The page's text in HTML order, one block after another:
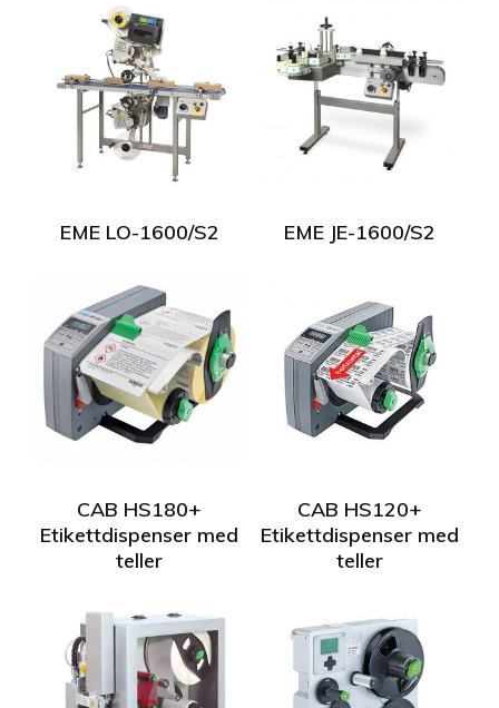
EME LO-1600/S2 EME JE-1600/S2
CAB HS180+
Etikettdispenser med
teller
CAB HS120+
Etikettdispenser med
teller